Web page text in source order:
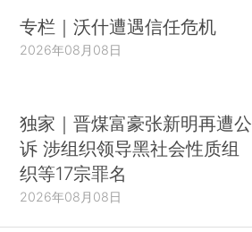
专栏｜沃什遭遇信任危机
2026年08月08日
独家｜晋煤富豪张新明再遭公
诉 涉组织领导黑社会性质组
织等17宗罪名
2026年08月08日